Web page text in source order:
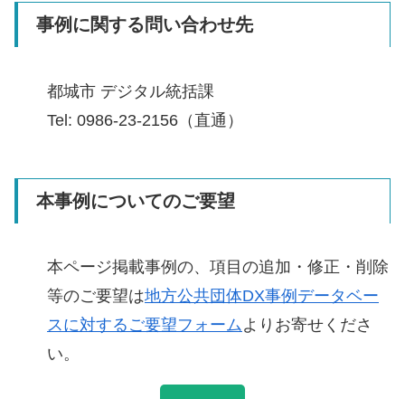
事例に関する問い合わせ先
都城市 デジタル統括課
Tel: 0986-23-2156（直通）
本事例についてのご要望
本ページ掲載事例の、項目の追加・修正・削除
等のご要望は地方公共団体DX事例データベー
スに対するご要望フォーム よりお寄せくださ
い。